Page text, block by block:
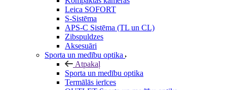
Leica SOFORT
S-Sistēma
APS-C Sistēma (TL un CL)
Zibspuldzes
Aksesuāri
Sporta un medību optika
Atpakaļ
Sporta un medību optika
Termālās ierīces